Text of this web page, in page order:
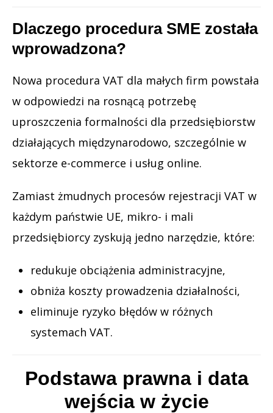
Dlaczego procedura SME została
wprowadzona?
Nowa procedura VAT dla małych firm powstała
w odpowiedzi na rosnącą potrzebę
uproszczenia formalności dla przedsiębiorstw
działających międzynarodowo, szczególnie w
sektorze e-commerce i usług online.
Zamiast żmudnych procesów rejestracji VAT w
każdym państwie UE, mikro- i mali
przedsiębiorcy zyskują jedno narzędzie, które:
redukuje obciążenia administracyjne,
obniża koszty prowadzenia działalności,
eliminuje ryzyko błędów w różnych
systemach VAT.
Podstawa prawna i data
wejścia w życie